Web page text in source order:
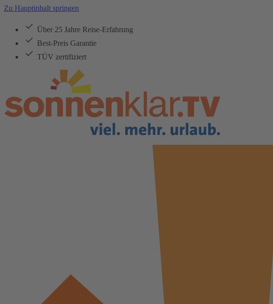
Zu Hauptinhalt springen
Über 25 Jahre Reise-Erfahrung
Best-Preis Garantie
TÜV zertifiziert